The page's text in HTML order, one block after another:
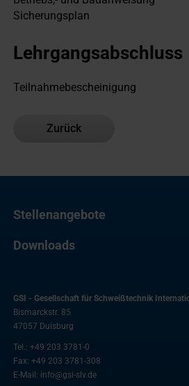
Sicherungsplan
Lehrgangsabschluss
Teilnahmebescheinigung
Zurück
Stellenangebote
Downloads
GSI - Gesellschaft für Schweißtechnik
Bismarckstr. 85
47057 Duisburg
Tel.: +49 203 3781-0
Fax: +49 203 3781-308
E-Mail: info@gsi-slv.de